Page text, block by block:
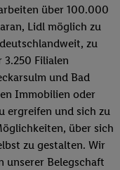
über 100.000
Lidl möglich zu
zu
Filialen
und Bad
Immobilien oder
ergreifen und sich zu
über sich
zu gestalten. Wir
unserer Belegschaft